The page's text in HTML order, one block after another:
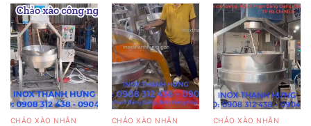
CHẢO XÀO NHÂN CHẢO XÀO NHÂN CHẢO XÀO NHÂN